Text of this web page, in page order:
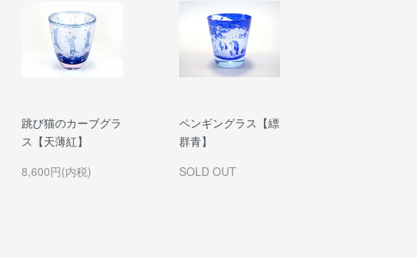
跳び猫のカーブグラ
ス【天薄紅】
8,600円(内税)
ペンギングラス【縹
群青】
SOLD OUT